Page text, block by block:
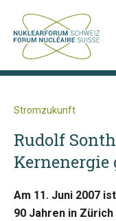
Stromzukunft
Rudolf
Kernenergie
Am 11. Juni 2007
90 Jahren in